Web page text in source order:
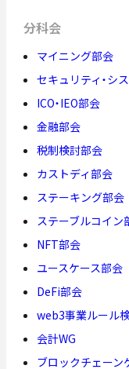
分科会
マイニング部会
セキュリティ・シ
ICO・IEO部会
金融部会
税制検討部会
カストディ部会
ステーキング部会
ステーブルコイン
NFT部会
ユースケース部会
DeFi部会
web3事業ルール
会計WG
ブロックチェーン